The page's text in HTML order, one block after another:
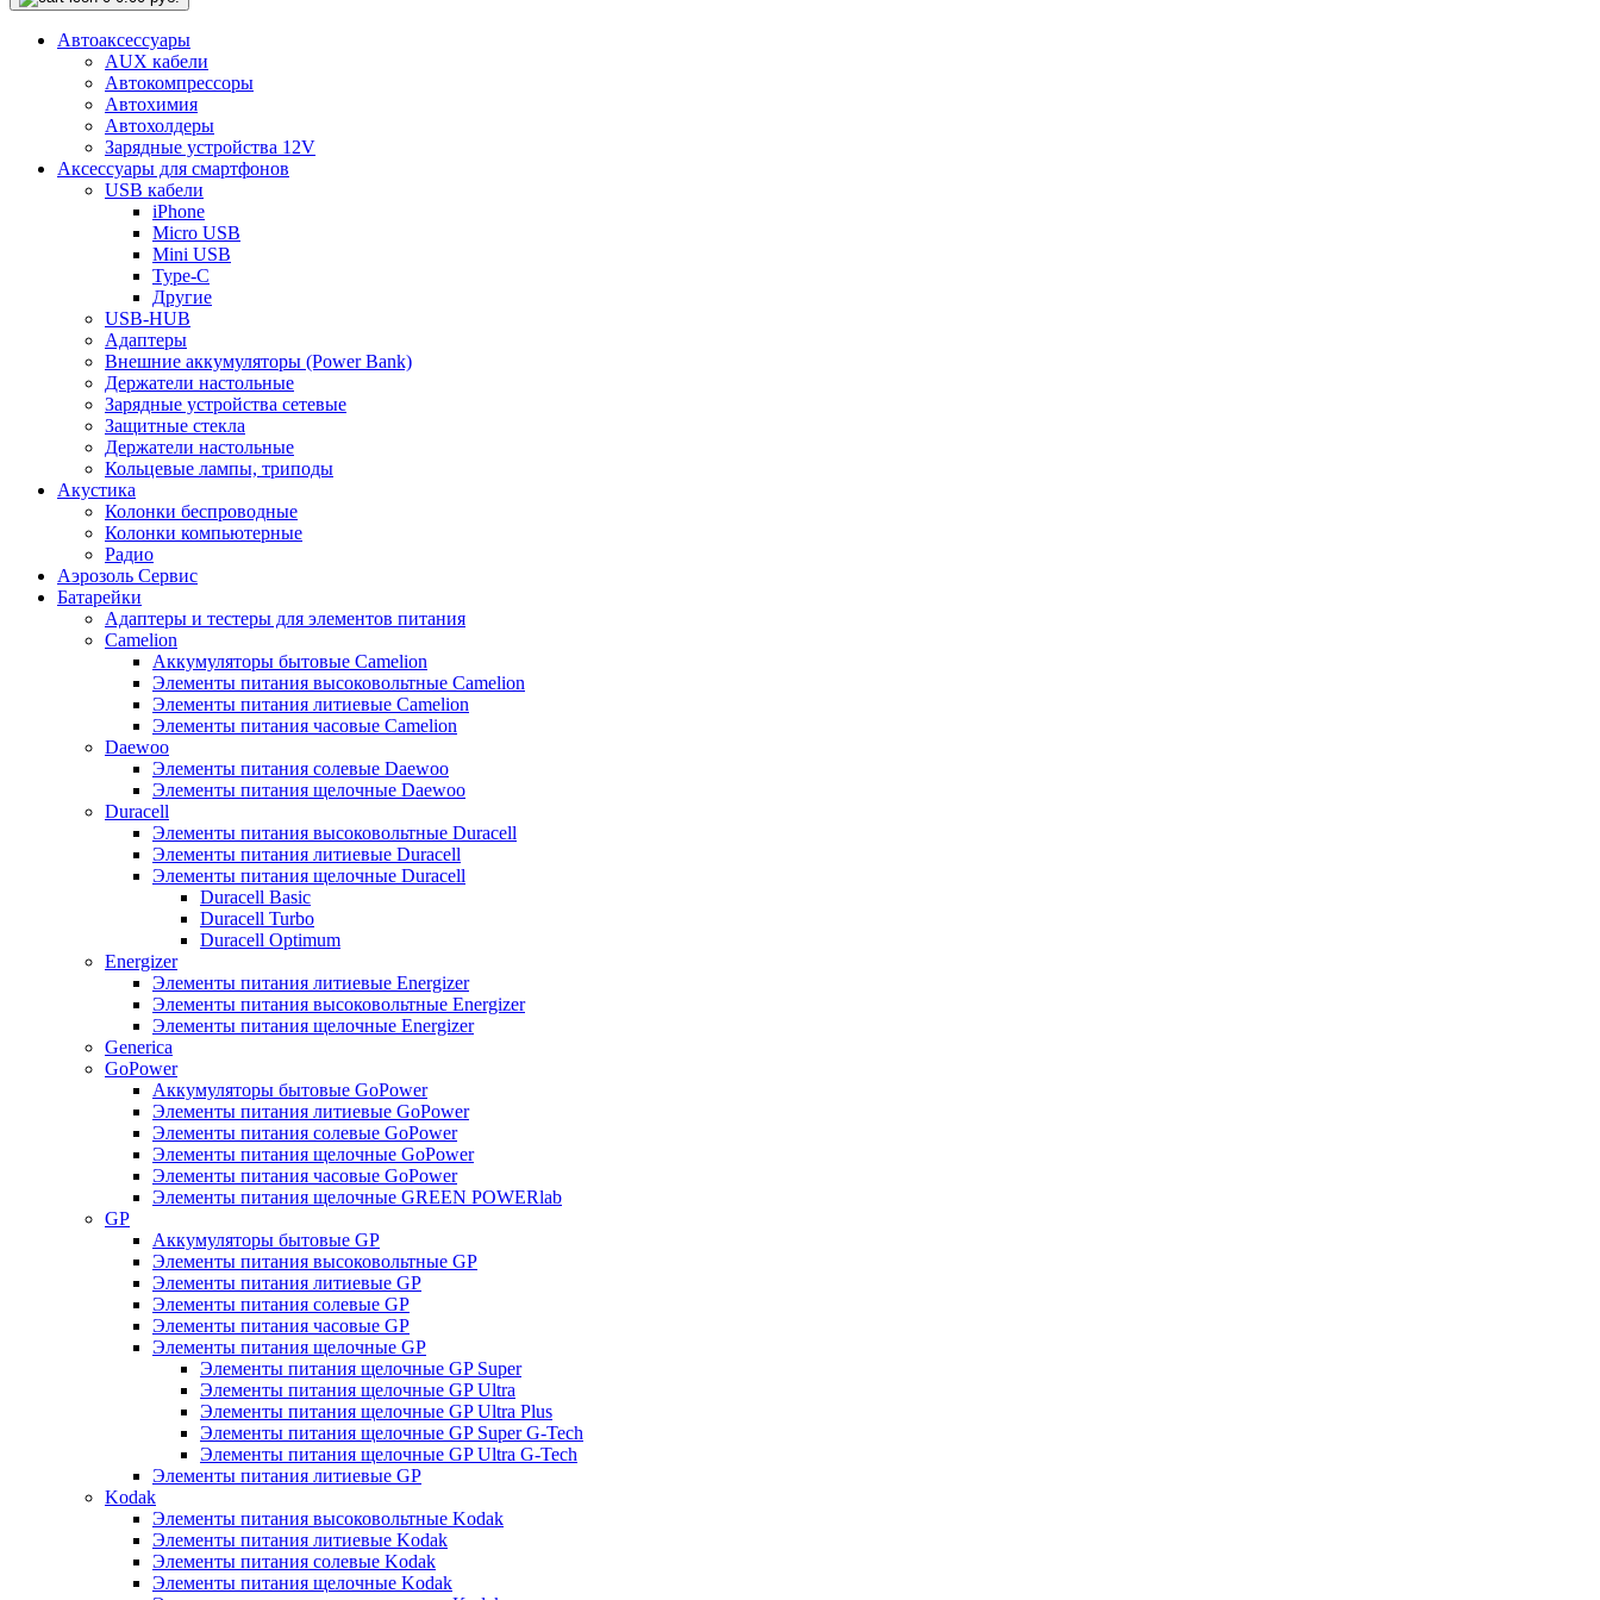
Автоаксессуары
AUX кабели
Автокомпрессоры
Автохимия
Автохолдеры
Зарядные устройства 12V
Аксессуары для смартфонов
USB кабели
iPhone
Micro USB
Mini USB
Type-C
Другие
USB-HUB
Адаптеры
Внешние аккумуляторы (Power Bank)
Держатели настольные
Зарядные устройства сетевые
Защитные стекла
Держатели настольные
Кольцевые лампы, триподы
Акустика
Колонки беспроводные
Колонки компьютерные
Радио
Аэрозоль Сервис
Батарейки
Aдаптеры и тестеры для элементов питания
Camelion
Аккумуляторы бытовые Camelion
Элементы питания высоковольтные Camelion
Элементы питания литиевые Camelion
Элементы питания часовые Camelion
Daewoo
Элементы питания солевые Daewoo
Элементы питания щелочные Daewoo
Duracell
Элементы питания высоковольтные Duracell
Элементы питания литиевые Duracell
Элементы питания щелочные Duracell
Duracell Basic
Duracell Turbo
Duracell Optimum
Energizer
Элементы питания литиевые Energizer
Элементы питания высоковольтные Energizer
Элементы питания щелочные Energizer
Generica
GoPower
Аккумуляторы бытовые GoPower
Элементы питания литиевые GoPower
Элементы питания солевые GoPower
Элементы питания щелочные GoPower
Элементы питания часовые GoPower
Элементы питания щелочные GREEN POWERlab
GP
Аккумуляторы бытовые GP
Элементы питания высоковольтные GP
Элементы питания литиевые GP
Элементы питания солевые GP
Элементы питания часовые GP
Элементы питания щелочные GP
Элементы питания щелочные GP Super
Элементы питания щелочные GP Ultra
Элементы питания щелочные GP Ultra Plus
Элементы питания щелочные GP Super G-Tech
Элементы питания щелочные GP Ultra G-Tech
Элементы питания литиевые GP
Kodak
Элементы питания высоковольтные Kodak
Элементы питания литиевые Kodak
Элементы питания солевые Kodak
Элементы питания щелочные Kodak